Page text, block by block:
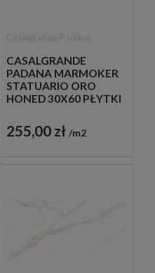
CASALGRANDE
PADANA MARMOKER
STATUARIO ORO
HONED 30X60 PŁYTKI
MARMUR
255,00 zł m2